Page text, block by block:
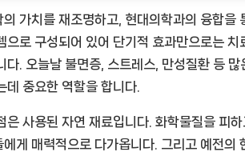
가치를 재조명하고, 현대의학과의 융합을
으로 구성되어 있어 단기적 효과만으로는
다. 오늘날 불면증, 스트레스, 만성질환 등
데 중요한 역할을 합니다.
은 사용된 자연 재료입니다. 화학물질을 피
게 매력적으로 다가옵니다. 그리고 예전의